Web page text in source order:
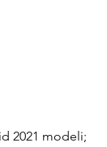
2021 modeli;